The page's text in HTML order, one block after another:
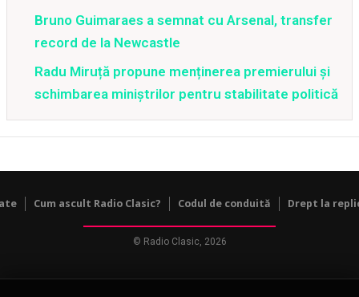
Bruno Guimaraes a semnat cu Arsenal, transfer
record de la Newcastle
Radu Miruță propune menținerea premierului și
schimbarea miniștrilor pentru stabilitate politică
Cum ascult Radio Clasic? Codul de conduită Drept la
© Radio Clasic, 2026